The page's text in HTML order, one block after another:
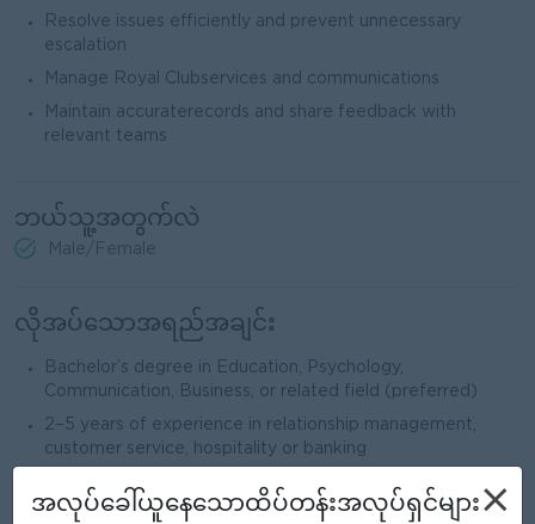
Resolve issues efficiently and prevent unnecessary
escalation
Manage Royal Clubservices and communications
Maintain accuraterecords and share feedback with
relevant teams
ဘယ်သူ့အတွက်လဲ
Male/Female
လိုအပ်သောအရည်အချင်း
Bachelor’s degree in Education, Psychology,
Communication, Business, or related field (preferred)
2–5 years of experience in relationship management,
customer service, hospitality or banking
skills Warm, patient, and service-minded personality with
အလုပ်ခေါ်ယူနေသောထိပ်တန်းအလုပ်ရှင်များ×